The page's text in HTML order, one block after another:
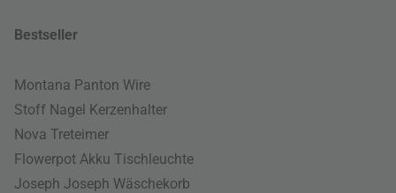
Bestseller
Montana Panton Wire
Stoff Nagel Kerzenhalter
Nova Treteimer
Flowerpot Akku Tischleuchte
Joseph Joseph Wäschekorb